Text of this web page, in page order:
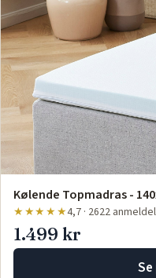
Kølende Topmadras -
★★★★★4,7 · 2622
1.499 kr